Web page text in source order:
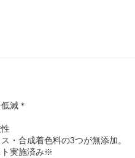
減＊
・合成着色料の3つが無添加。
ト実施済み※